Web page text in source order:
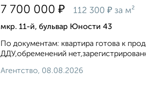
7 700 000 ₽ 112 300 ₽ за м²
мкр. 11-й, бульвар Юности 43
По документам: квартира готова к
ДДУ,обременений
Агентство, 08.08.2026